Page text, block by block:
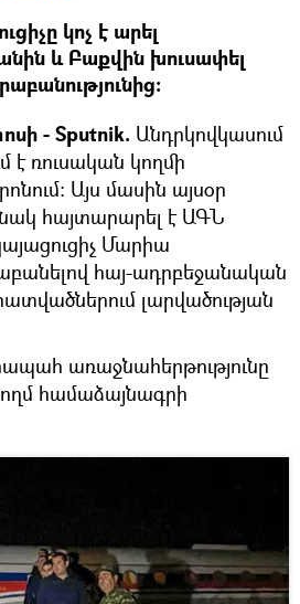
կոչ է արել
և Բաքվին խուսափել
- Sputnik. Անդրկովկասում
է ռուսական կողմի
Այս մասին այսօր
հայտարարել է ԱԳՆ
Մարիա
հայ-ադրբեջանական
լարվածության
առաջնահերթությունը
համաձայնագրի